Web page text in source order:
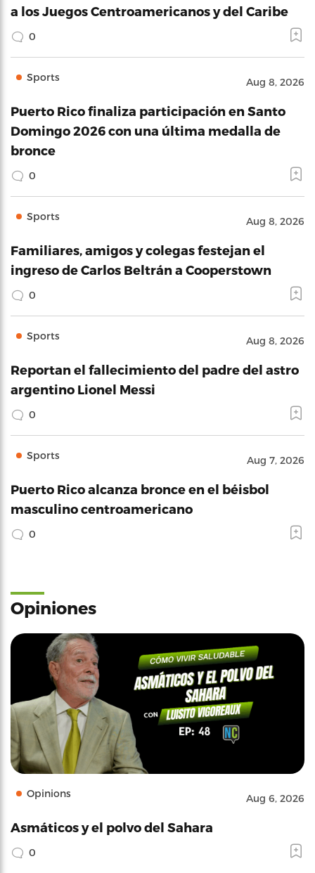
a los Juegos Centroamericanos y del Caribe
0
Sports Aug 8, 2026
Puerto Rico finaliza participación en Santo
Domingo 2026 con una última medalla de
bronce
0
Sports Aug 8, 2026
Familiares, amigos y colegas festejan el
ingreso de Carlos Beltrán a Cooperstown
0
Sports Aug 8, 2026
Reportan el fallecimiento del padre del astro
argentino Lionel Messi
0
Sports Aug 7, 2026
Puerto Rico alcanza bronce en el béisbol
masculino centroamericano
0
Opiniones
Opinions Aug 6, 2026
Asmáticos y el polvo del Sahara
0